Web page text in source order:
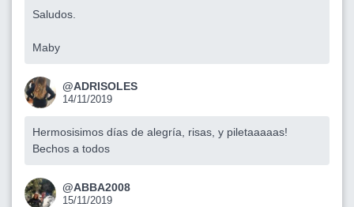
Saludos.
Maby
@ADRISOLES
14/11/2019
Hermosisimos días de alegría, risas, y piletaaaaas!
Bechos a todos
@ABBA2008
15/11/2019